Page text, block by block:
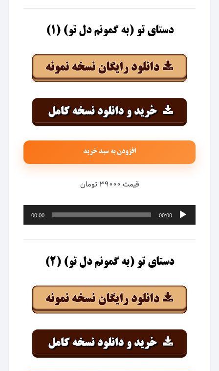
دستای تو (به گمونم دل تو) (۱)
افزودن به سبد خرید
قیمت ۳۹۰۰۰ تومان
پخش‌کننده
صوت
00:00
00:00
دستای تو (به گمونم دل تو) (۲)